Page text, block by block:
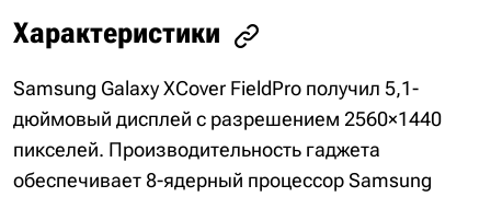
Характеристики
Samsung Galaxy XCover FieldPro получил 5,1-
дюймовый дисплей с разрешением 2560×1440
пикселей. Производительность гаджета
обеспечивает 8-ядерный процессор Samsung